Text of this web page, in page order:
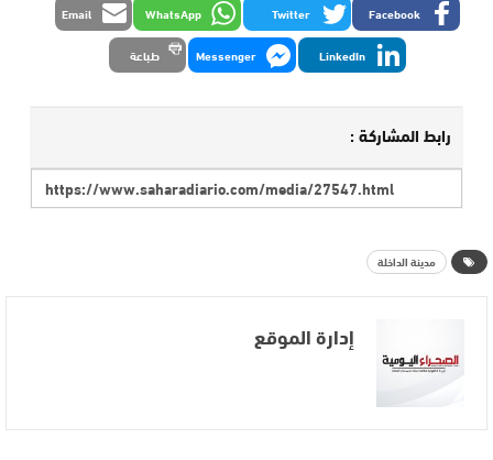
Facebook
Twitter
WhatsApp
Email
LinkedIn
Messenger طباعة
رابط المشاركة :
مدينة الداخلة
إدارة الموقع